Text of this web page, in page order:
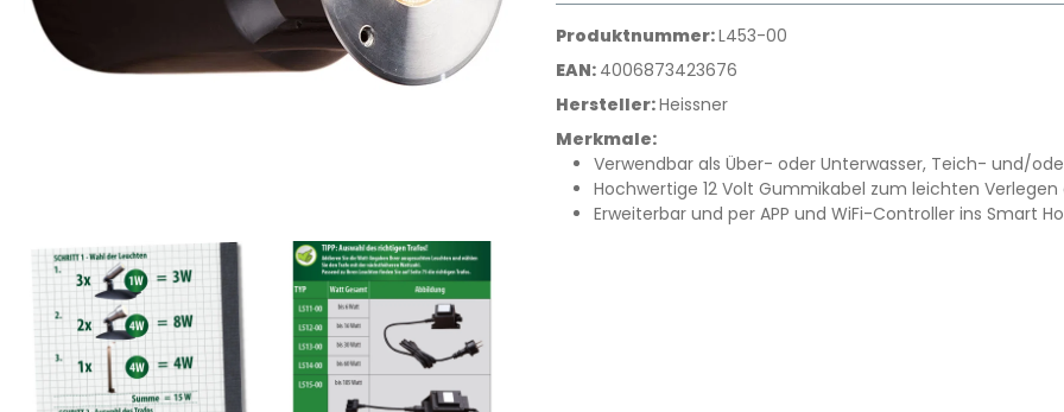
Produktnummer:L453-00
EAN: 4006873423676
Hersteller:Heissner
Merkmale:
Verwendbar als Über- oder Unterwasser, Teich- und/
Hochwertige 12 Volt Gummikabel zum leichten Verlegen
Erweiterbar und per APP und WiFi-Controller ins Smart